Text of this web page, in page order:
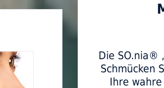
Die SO.nia®
Schmücken
Ihre